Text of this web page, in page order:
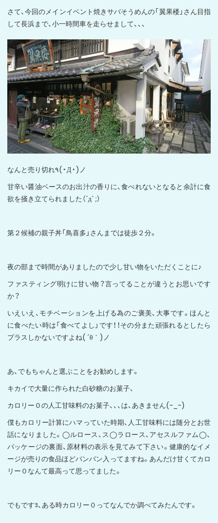
さて、今回のメインイベント焼きサバそうめんの「翼果楼」さん目指
して長浜まで、小一時間車を走らせまして、、、
なんと売り切れ٩(・Д・)ノ
甘辛い醤油ベースのお出汁の香りに、食べれないとなると余計に食
欲を掻き立てられました（´д` ;）
第２候補の親子丼「鳥喜多」さんまでは徒歩２分。
夜の部まで時間がありましたので少し甘い物をいただくことに♪
ファスティング明けに甘い物？言ってることが違うとお思いです
か？
いえいえ、モチベーションを上げる為のご褒美、大事です。ほんと
に食べたい時は「食べてよし」です！！その分また頑張れるとしたら
プラスしかないですよね( ´θ｀)ノ
あ、でもちゃんと選ぶことをお勧めします。
キカイで大量に作られた白砂糖のお菓子、
カロリー０の人工甘味料のお菓子、、、は、あきません(-_-)
僕もカロリー計算にハマっていた時期、人工甘味料には随分とお世
話になりました。◯ルロース、ス◯ラロース、アセスルファム◯、
パッケージの裏面、原材料の表示を見てみて下さい。健康的なイメ
ージが売りの食品ほどバンバン入ってますね。あんだけ甘くてカロ
リー０なんて最高って思ってました。
でもですﾖ、ある時カロリー０ってなんでか調べてみたんです。